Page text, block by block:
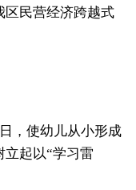
区民营经济跨越式
，使幼儿从小形成
起以“学习雷